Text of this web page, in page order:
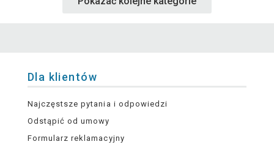
Dla klientów
Najczęstsze pytania i odpowiedzi
Odstąpić od umowy
Formularz reklamacyjny